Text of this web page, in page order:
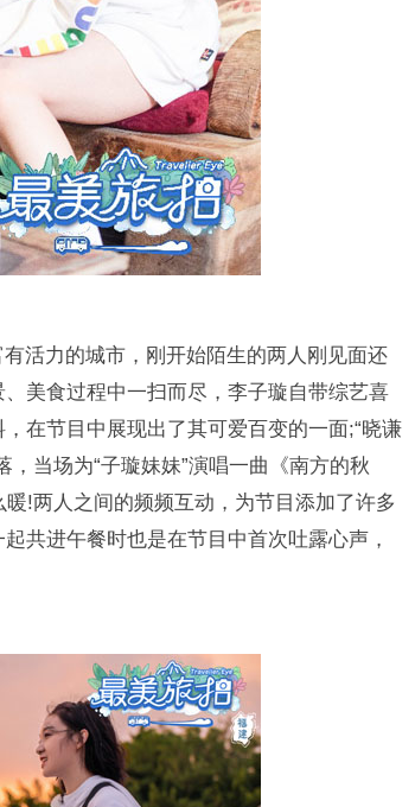
力的城市，刚开始陌生的两人刚见面还
美食过程中一扫而尽，李子璇自带综艺喜
在节目中展现出了其可爱百变的一面;“晓谦
当场为“子璇妹妹”演唱一曲《南方的秋
!两人之间的频频互动，为节目添加了许多
共进午餐时也是在节目中首次吐露心声，